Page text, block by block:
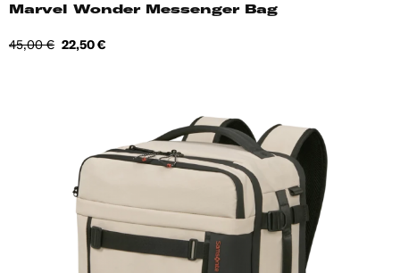
Marvel Wonder Messenger Bag
Tavahind
45,00 € Hind
22,50 €